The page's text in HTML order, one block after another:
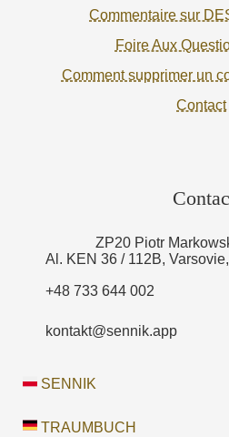
Commentaire sur
Foire Aux
Comment supprimer un
Contact
ZP20 Piotr
Al. KEN 36 / 112B,
+48 733 644 002
kontakt@sennik.app
SENNIK
TRAUMBUCH